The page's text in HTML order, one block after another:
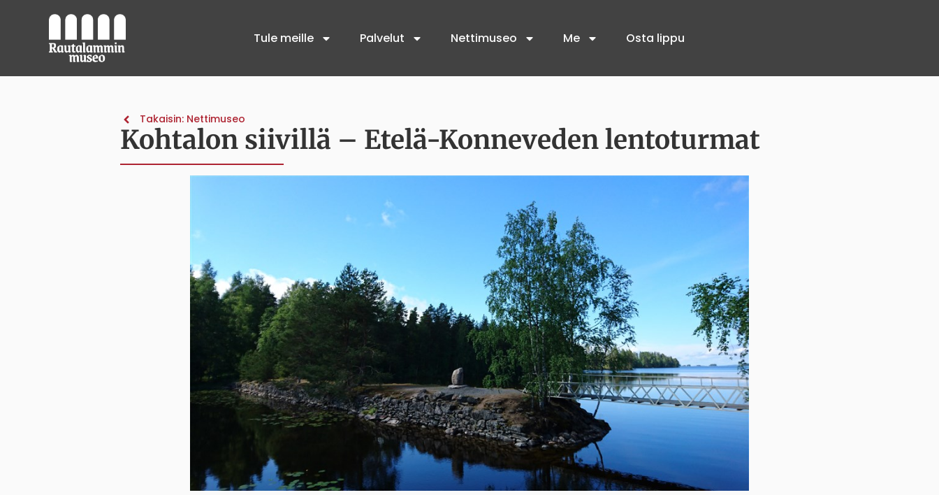
Tule meille Palvelut Nettimuseo Me Osta lippu
Takaisin: Nettimuseo
Kohtalon siivillä – Etelä-Konneveden lentoturmat